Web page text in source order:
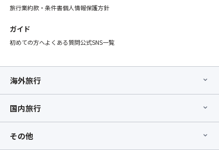
旅行業約款・条件書個人情報保護方針
ガイド
初めての方へよくある質問公式SNS一覧
海外旅行
国内旅行
その他